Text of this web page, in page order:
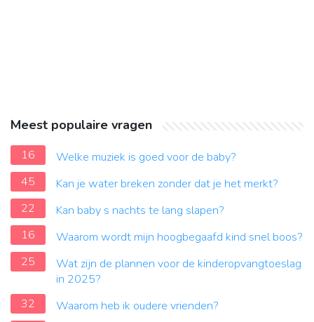
Meest populaire vragen
16
Welke muziek is goed voor de baby?
45
Kan je water breken zonder dat je het merkt?
22
Kan baby s nachts te lang slapen?
16
Waarom wordt mijn hoogbegaafd kind snel boos?
25
Wat zijn de plannen voor de kinderopvangtoeslag
in 2025?
32
Waarom heb ik oudere vrienden?